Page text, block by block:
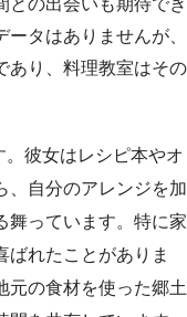
との出会いも期待でき
タはありませんが、
あり、料理教室はその
彼女はレシピ本やオ
、自分のアレンジを加
舞っています。特に家
ばれたことがありま
元の食材を使った郷土